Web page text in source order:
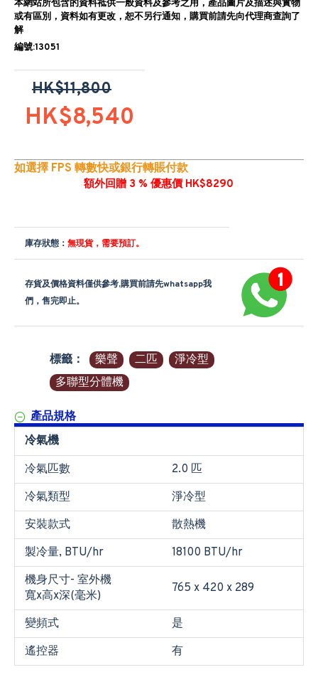
本網站所包含的資料祗供一般資料及參考之用，產品圖片及描述與實物
或有區別，資料如有更改，恕不另行通知，購買前請先向代理商查詢了
解
編號:13051
HK$8,540
HK$11,800
如選擇 FPS 轉數快或銀行轉賬付款
額外回贈 3 % 優惠價 HK$8290
庫存狀態： 無現貨，需要預訂。
存貨及價格資料僅供參考,購買前請先whatsapp我
們，售完即止。
標籤： 樂聲 二匹
淨冷型
多聯型分體機
產品規格
冷氣機
冷氣匹數
2.0 匹
冷氣類型
淨冷型
安裝款式
散熱機
製冷量, BTU/hr
18100 BTU/hr
機身尺寸- 室外機
寬x高x深(毫米)
765 x 420 x 289
變頻式
是
遙控器
有